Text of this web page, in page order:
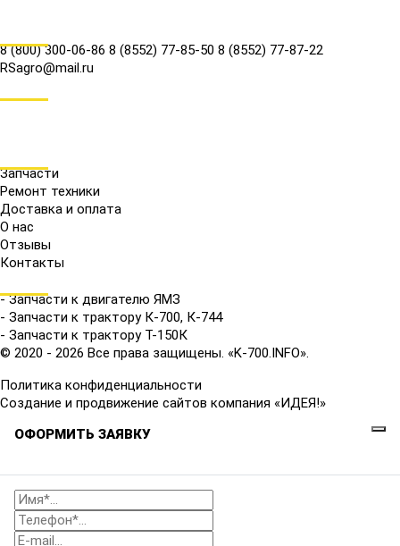
8 (800) 300-06-86 8 (8552) 77-85-50 8 (8552) 77-87-22
RSagro@mail.ru
Запчасти
Ремонт техники
Доставка и оплата
О нас
Отзывы
Контакты
- Запчасти к двигателю ЯМЗ
- Запчасти к трактору К-700, К-744
- Запчасти к трактору Т-150К
© 2020 - 2026 Все права защищены. «K-700.INFO».
Политика конфиденциальности
Создание и продвижение сайтов компания «ИДЕЯ!»
ОФОРМИТЬ ЗАЯВКУ